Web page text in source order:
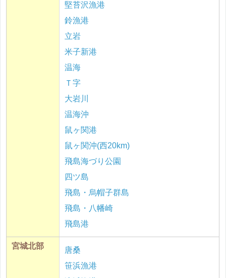
堅苔沢漁港
鈴漁港
立岩
米子新港
温海
Ｔ字
大岩川
温海沖
鼠ヶ関港
鼠ヶ関沖(西20km)
飛島海づり公園
四ツ島
飛島・烏帽子群島
飛島・八幡崎
飛島港
宮城北部
唐桑
笹浜漁港